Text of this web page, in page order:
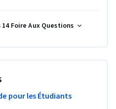
Foire Aux Questions
pour les Étudiants